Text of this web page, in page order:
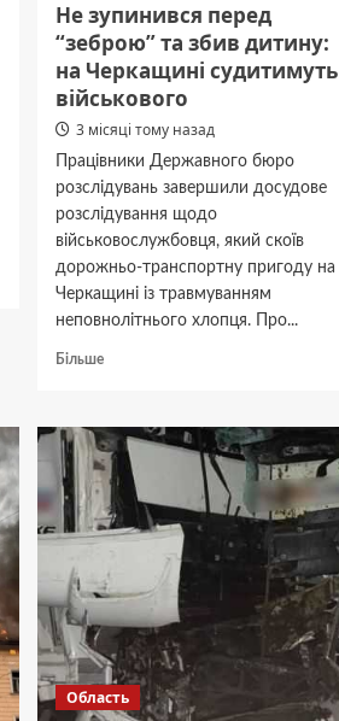
Не зупинився перед
“зеброю” та збив дитину:
на Черкащині судитимуть
військового
3 місяці тому назад
Працівники Державного бюро
розслідувань завершили досудове
розслідування щодо
військовослужбовця, який скоїв
дорожньо-транспортну пригоду на
Черкащині із травмуванням
неповнолітнього хлопця. Про...
БільшеДокладніше
зупинився
перед
“зеброю”
збив
дитину:
Черкащині
судитимуть
військового
Область